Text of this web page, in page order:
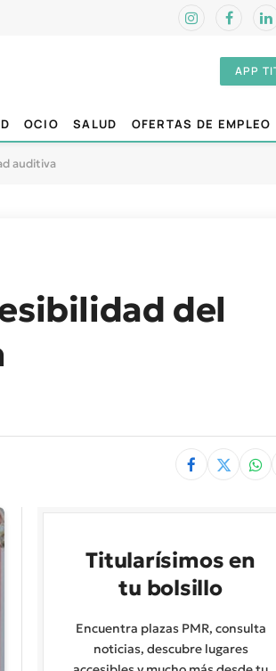
InstagramFacebook
APP
OCIO SALUD OFERTAS DE EMPLEO
auditiva
del
Titularísimos en
tu bolsillo
Encuentra plazas PMR, consulta
noticias, descubre lugares